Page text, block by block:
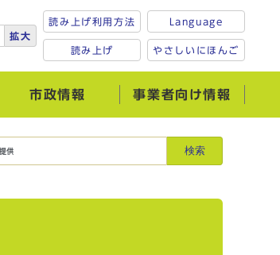
拡大
読み上げ利用方法
読み上げ
Language
やさしいにほんご
市政情報 事業者向け情報
検索